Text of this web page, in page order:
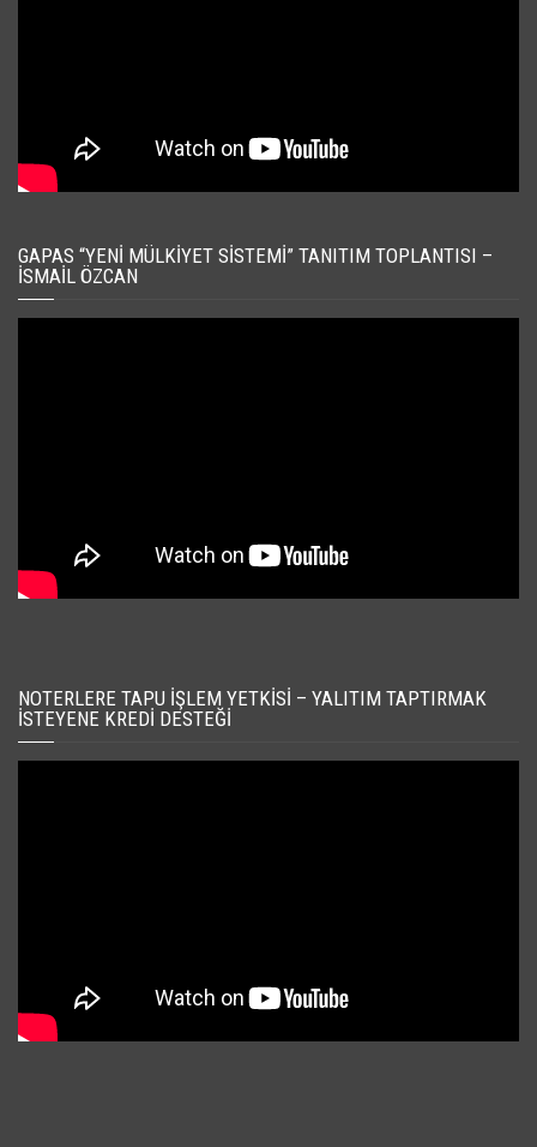
GAPAS “YENI MÜLKIYET SISTEMI” TANITIM TOPLANTISI –
İSMAIL ÖZCAN
NOTERLERE TAPU İŞLEM YETKISI – YALITIM TAPTIRMAK
İSTEYENE KREDI DESTEĞI